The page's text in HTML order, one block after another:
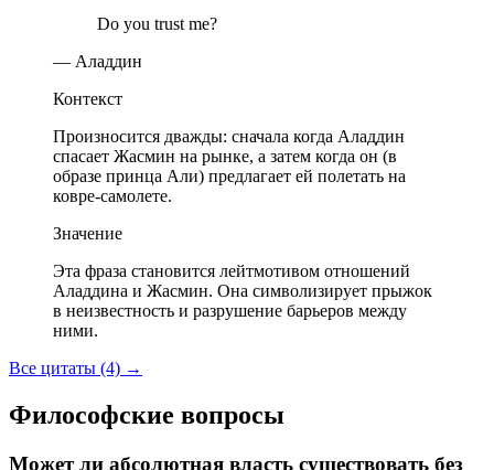
Do you trust me?
— Аладдин
Контекст
Произносится дважды: сначала когда Аладдин
спасает Жасмин на рынке, а затем когда он (в
образе принца Али) предлагает ей полетать на
ковре-самолете.
Значение
Эта фраза становится лейтмотивом отношений
Аладдина и Жасмин. Она символизирует прыжок
в неизвестность и разрушение барьеров между
ними.
Все цитаты (4) →
Философские вопросы
Может ли абсолютная власть существовать без